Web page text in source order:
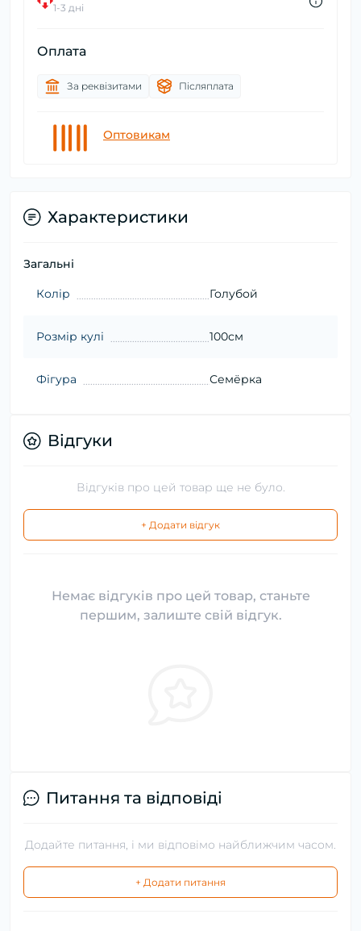
1-3 дні
Оплата
За реквізитами Післяплата
Оптовикам
Характеристики
Загальні
Колір Голубой
Розмір кулі 100см
Фігура Семёрка
Відгуки
Відгуків про цей товар ще не було.
+ Додати відгук
Немає відгуків про цей товар, станьте
першим, залиште свій відгук.
Питання та відповіді
Додайте питання, і ми відповімо найближчим часом.
+ Додати питання